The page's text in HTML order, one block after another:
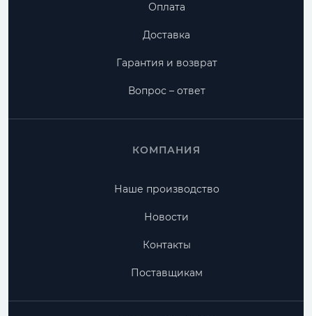
Оплата
Доставка
Гарантия и возврат
Вопрос – ответ
КОМПАНИЯ
Наше производство
Новости
Контакты
Поставщикам